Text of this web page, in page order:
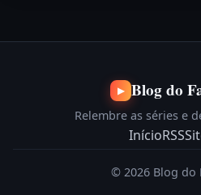
▶ Blog do
Relembre as séries e
InícioRSS
© 2026 Blog do